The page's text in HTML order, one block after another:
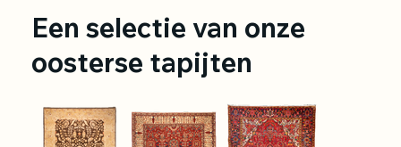
Een selectie van onze
oosterse tapijten